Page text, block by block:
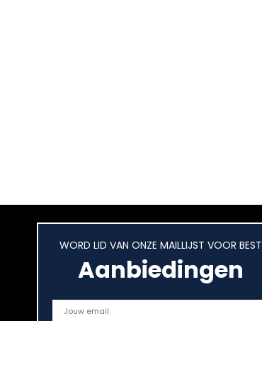
WORD LID VAN ONZE MAILLIJST VOOR BEST
Aanbiedingen